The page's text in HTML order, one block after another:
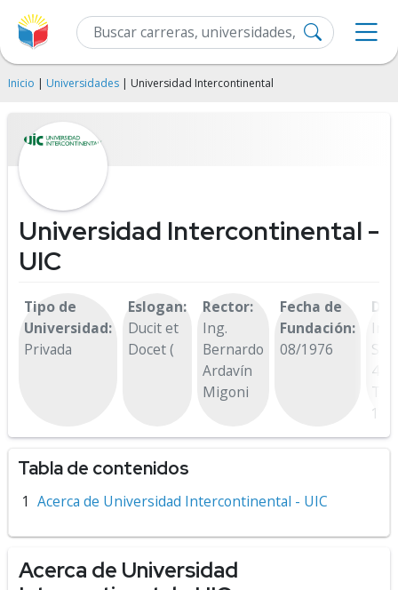
Inicio | Universidades | Universidad Intercontinental
Universidad Intercontinental -
UIC
Tipo de
Universidad:
Privada
Eslogan:
Ducit et
Docet (
Rector:
Ing.
Bernardo
Ardavín
Migoni
Fecha de
Fundación:
08/1976
Sur
Tabla de contenidos
Acerca de Universidad Intercontinental - UIC
Acerca de Universidad